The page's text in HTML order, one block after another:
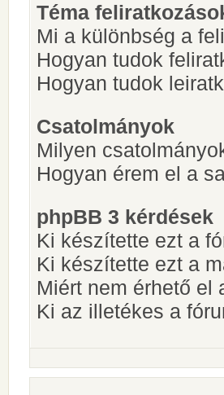
Téma
Mi a különbség a
Hogyan tudok
Hogyan tudok
Csatolmányok
Milyen
Hogyan érem el a
phpBB 3 kérdések
Ki készítette ezt a
Ki készítette ezt a
Miért nem érhető el
Ki az illetékes a